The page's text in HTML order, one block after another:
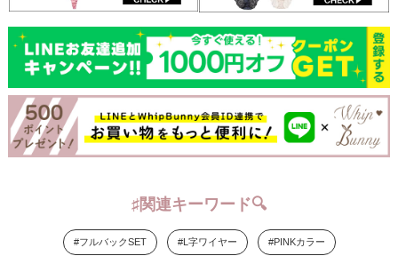
♯関連キーワード🔍
#フルバックSET #L字ワイヤー #PINKカラー